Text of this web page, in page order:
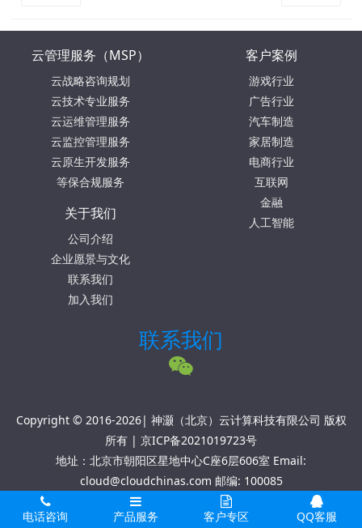
云管理服务（MSP）
云战略咨询规划
云技术专业服务
云运维管理服务
云监控管理服务
云原生开发服务
等保合规服务
客户案例
游戏行业
广告行业
汽车制造
家居制造
电商行业
互联网
金融
人工智能
关于我们
公司介绍
企业愿景与文化
联系我们
加入我们
联系我们
Copyright © 2016-2026| 神灏（北京）云计算科技有限公司 版权
所有 | 京ICP备2021019723号
地址：北京市朝阳区星地中心C座6层606室 Email:
cloud@cloudchinas.com 邮编: 100085
电话咨询 产品服务 客户专区 QQ客服